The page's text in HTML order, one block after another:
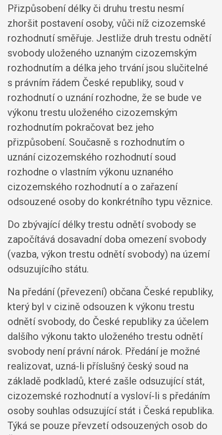
Přizpůsobení délky či druhu trestu nesmí
zhoršit postavení osoby, vůči níž cizozemské
rozhodnutí směřuje. Jestliže druh trestu odnětí
svobody uloženého uznaným cizozemským
rozhodnutím a délka jeho trvání jsou slučitelné
s právním řádem České republiky, soud v
rozhodnutí o uznání rozhodne, že se bude ve
výkonu trestu uloženého cizozemským
rozhodnutím pokračovat bez jeho
přizpůsobení. Současně s rozhodnutím o
uznání cizozemského rozhodnutí soud
rozhodne o vlastním výkonu uznaného
cizozemského rozhodnutí a o zařazení
odsouzené osoby do konkrétního typu věznice.
Do zbývající délky trestu odnětí svobody se
započítává dosavadní doba omezení svobody
(vazba, výkon trestu odnětí svobody) na území
odsuzujícího státu.
Na předání (převezení) občana České republiky,
který byl v cizině odsouzen k výkonu trestu
odnětí svobody, do České republiky za účelem
dalšího výkonu takto uloženého trestu odnětí
svobody není právní nárok. Předání je možné
realizovat, uzná-li příslušný český soud na
základě podkladů, které zašle odsuzující stát,
cizozemské rozhodnutí a vysloví-li s předáním
osoby souhlas odsuzující stát i Česká republika.
Týká se pouze převzetí odsouzených osob do